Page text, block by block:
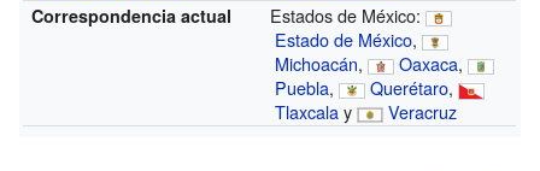
Correspondencia actual
Estados de México:
Estado de México,
Michoacán, Oaxaca,
Puebla, Querétaro,
Tlaxcalay Veracruz